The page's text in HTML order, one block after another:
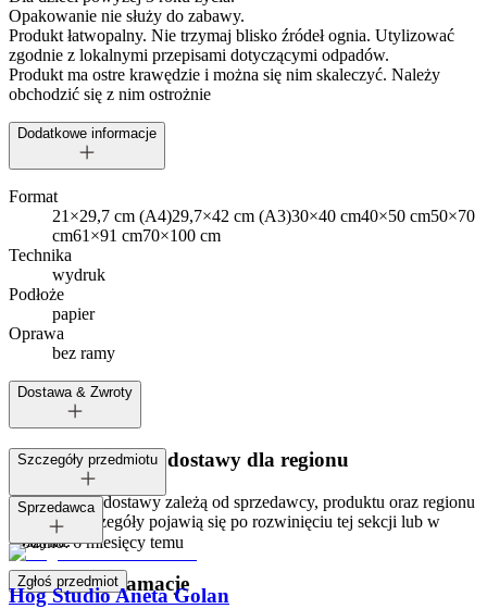
Opakowanie nie służy do zabawy.
Produkt łatwopalny. Nie trzymaj blisko źródeł ognia. Utylizować
zgodnie z lokalnymi przepisami dotyczącymi odpadów.
Produkt ma ostre krawędzie i można się nim skaleczyć. Należy
obchodzić się z nim ostrożnie
Dodatkowe informacje
Format
21×29,7 cm (A4)29,7×42 cm (A3)30×40 cm40×50 cm50×70
cm61×91 cm70×100 cm
Technika
wydruk
Podłoże
papier
Oprawa
bez ramy
Dostawa & Zwroty
Dostępne metody dostawy dla regionu
Opcje i koszt dostawy zależą od sprzedawcy, produktu oraz regionu
dostawy. Szczegóły pojawią się po rozwinięciu tej sekcji lub w
koszyku.
Zwroty i reklamacje
Szczegóły przedmiotu
Tagi:
Dodano:6 miesięcy temu
Zgłoś przedmiot
Sprzedawca
Hog Studio Aneta Golan